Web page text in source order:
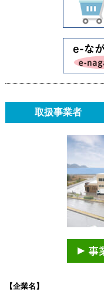
取扱事業者
【企業名】